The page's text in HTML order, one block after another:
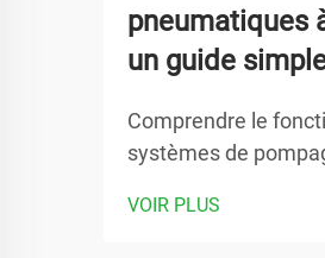
pneumatiques
un guide
Comprendre le
systèmes de
gestionnaires
VOIR PLUS